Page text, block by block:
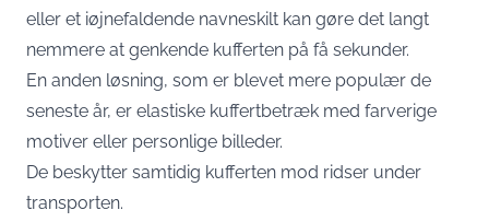
eller et iøjnefaldende navneskilt kan gøre det langt
nemmere at genkende kufferten på få sekunder.
En anden løsning, som er blevet mere populær de
seneste år, er elastiske kuffertbetræk med farverige
motiver eller personlige billeder.
De beskytter samtidig kufferten mod ridser under
transporten.